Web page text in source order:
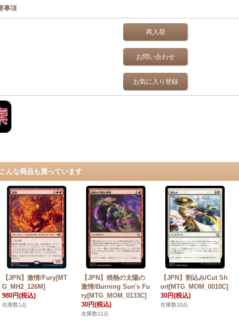
事項
再入荷
お問い合わせ
お気に入り登録
んな商品も買っています
【JPN】激情/Fury[MT
G_MH2_126M]
980円(税込)
在庫数1点
【JPN】焼熱の太陽の
激情/Burning Sun's Fu
ry[MTG_MOM_0133C]
30円(税込)
在庫数11点
【JPN】割込み/Cut Sh
ort[MTG_MOM_0010C]
30円(税込)
在庫数10点